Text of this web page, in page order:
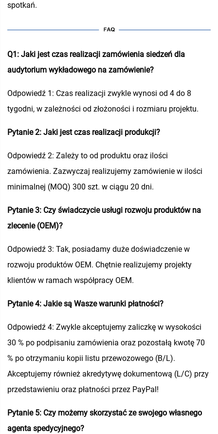
spotkań.
Q1: Jaki jest czas realizacji zamówienia siedzeń dla
audytorium wykładowego na zamówienie?
Odpowiedź 1: Czas realizacji zwykle wynosi od 4 do 8
tygodni, w zależności od złożoności i rozmiaru projektu.
Pytanie 2: Jaki jest czas realizacji produkcji?
Odpowiedź 2: Zależy to od produktu oraz ilości
zamówienia. Zazwyczaj realizujemy zamówienie w ilości
minimalnej (MOQ) 300 szt. w ciągu 20 dni.
Pytanie 3: Czy świadczycie usługi rozwoju produktów na
zlecenie (OEM)?
Odpowiedź 3: Tak, posiadamy duże doświadczenie w
rozwoju produktów OEM. Chętnie realizujemy projekty
klientów w ramach współpracy OEM.
Pytanie 4: Jakie są Wasze warunki płatności?
Odpowiedź 4: Zwykle akceptujemy zaliczkę w wysokości
30 % po podpisaniu zamówienia oraz pozostałą kwotę 70
% po otrzymaniu kopii listu przewozowego (B/L).
Akceptujemy również akredytywę dokumentową (L/C) przy
przedstawieniu oraz płatności przez PayPal!
Pytanie 5: Czy możemy skorzystać ze swojego własnego
agenta spedycyjnego?